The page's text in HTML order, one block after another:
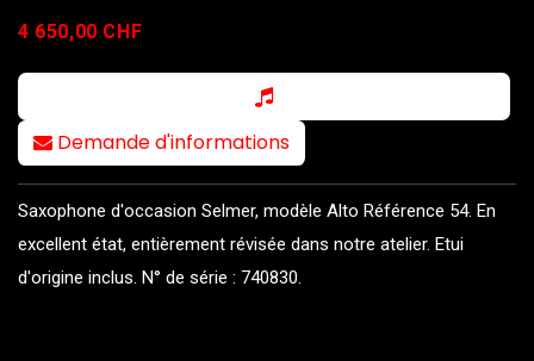
4 650,00 CHF
Demande d'informations
Saxophone d'occasion Selmer, modèle Alto Référence 54. En
excellent état, entièrement révisée dans notre atelier. Etui
d'origine inclus. N° de série : 740830.